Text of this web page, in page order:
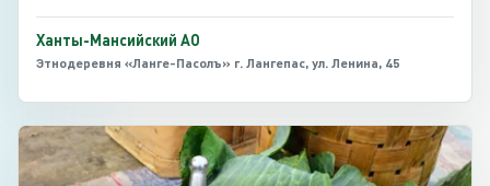
Ханты-Мансийский АО
Этнодеревня «Ланге-Пасолъ» г. Лангепас, ул. Ленина, 45